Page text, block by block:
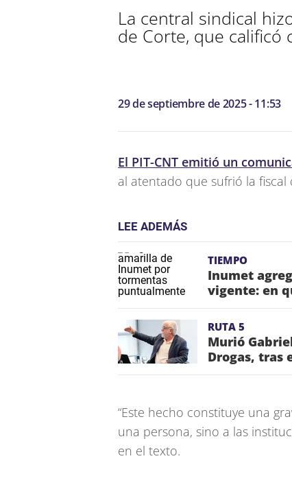
La central sindical
de Corte, que calificó
29 de septiembre de 2025 - 11:53
El PIT-CNT emitió un
al atentado que sufrió la
LEE ADEMÁS
TIEMPO
Inumet
vigente: en
RUTA 5
Murió
Drogas, tras
“Este hecho constituye una
una persona, sino a las
en el texto.